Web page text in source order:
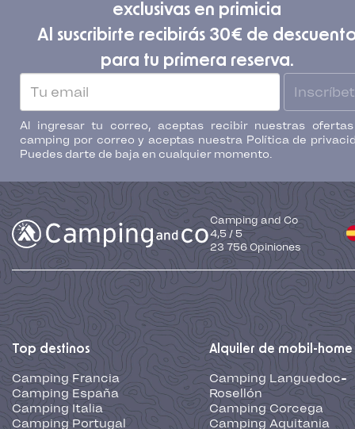
exclusivas en primicia
Al suscribirte recibirás 30€ de
para tu primera reserva.
Al ingresar tu correo, aceptas recibir nuestras
camping por correo y aceptas nuestra Política de
Puedes darte de baja en cualquier momento.
Camping and Co
4,5 / 5
23 756 Opiniones
Top destinos
Camping Francia
Camping España
Camping Italia
Camping Portugal
Alquiler de mobil-home
Camping Languedoc-
Rosellón
Camping Corcega
Camping Aquitania